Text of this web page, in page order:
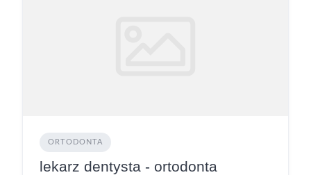
ORTODONTA
lekarz dentysta - ortodonta